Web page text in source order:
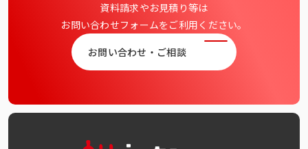
市場・顧客理解に関する課題
戦略設計に関する課題
商品／サービス開発に関する課題
モニタリング／フォローに関する課題
資料請求やお見積り等は
お問い合わせフォームをご利用ください。
お問い合わせ・ご相談